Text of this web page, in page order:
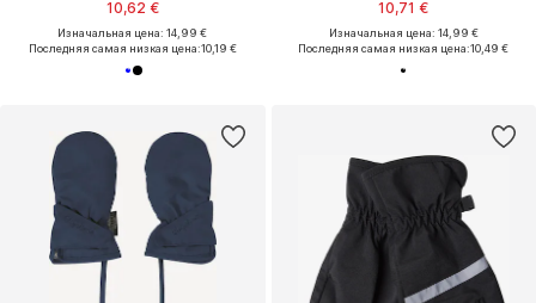
10,62 €
Изначальная цена: 14,99 €
Последняя самая низкая цена:10,19 €
10,71 €
Изначальная цена: 14,99 €
Последняя самая низкая цена:10,49 €